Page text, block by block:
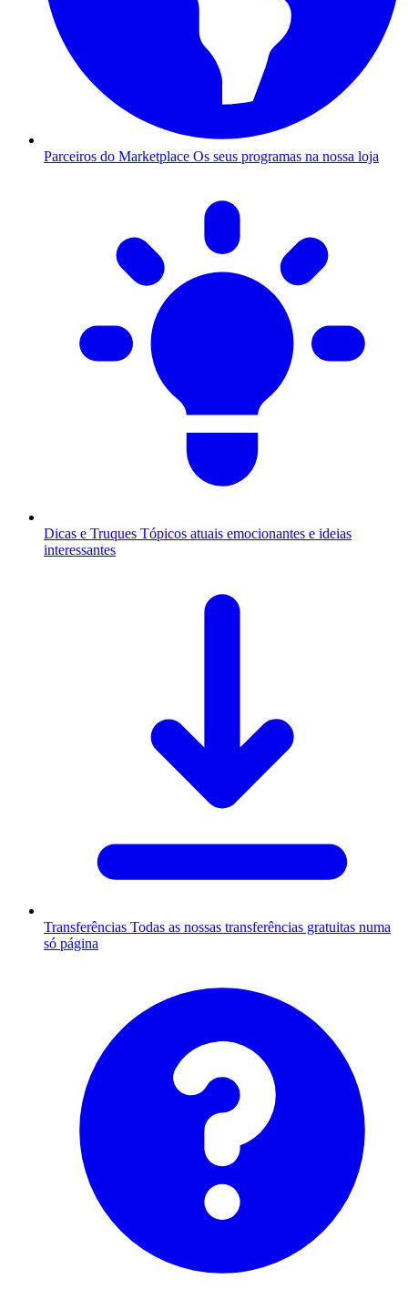
Parceiros do Marketplace Os seus programas na nossa loja
Dicas e Truques Tópicos atuais emocionantes e ideias
interessantes
Transferências Todas as nossas transferências gratuitas numa
só página